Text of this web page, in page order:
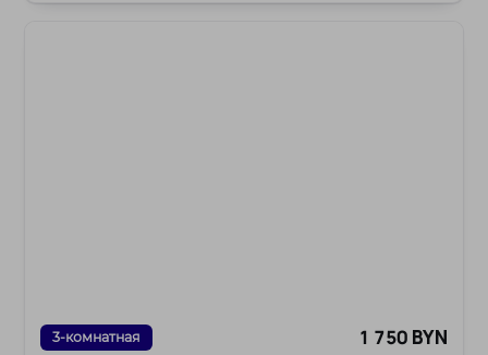
3-комнатная 1 750 BYN